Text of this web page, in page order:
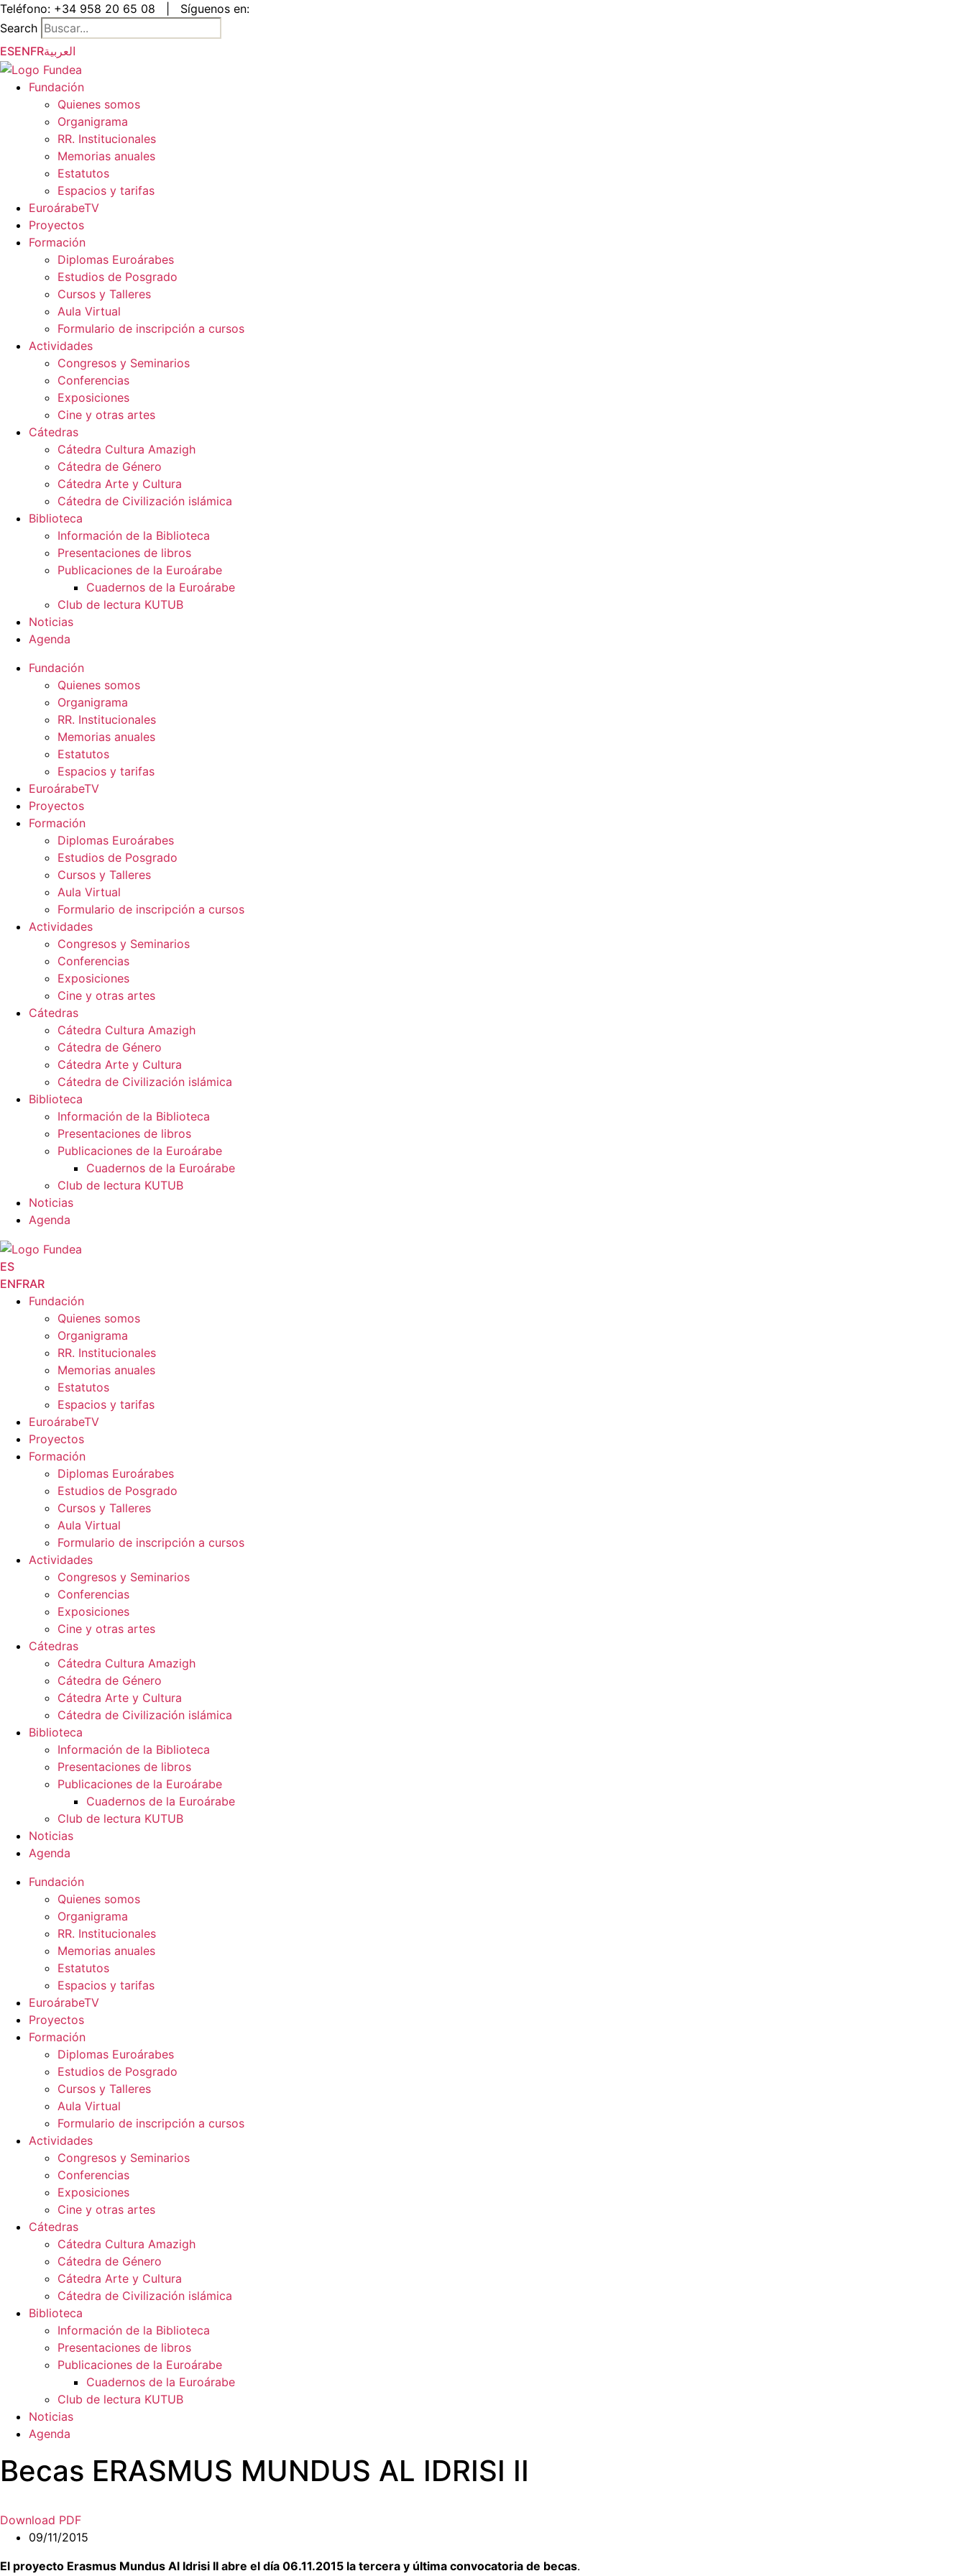
Saltar
al
contenido
Teléfono: +34 958 20 65 08
Síguenos en:
Search
ESENFRالعربية
Fundación
Quienes somos
Organigrama
RR. Institucionales
Memorias anuales
Estatutos
Espacios y tarifas
EuroárabeTV
Proyectos
Formación
Diplomas Euroárabes
Estudios de Posgrado
Cursos y Talleres
Aula Virtual
Formulario de inscripción a cursos
Actividades
Congresos y Seminarios
Conferencias
Exposiciones
Cine y otras artes
Cátedras
Cátedra Cultura Amazigh
Cátedra de Género
Cátedra Arte y Cultura
Cátedra de Civilización islámica
Biblioteca
Información de la Biblioteca
Presentaciones de libros
Publicaciones de la Euroárabe
Cuadernos de la Euroárabe
Club de lectura KUTUB
Noticias
Agenda
Fundación
Quienes somos
Organigrama
RR. Institucionales
Memorias anuales
Estatutos
Espacios y tarifas
EuroárabeTV
Proyectos
Formación
Diplomas Euroárabes
Estudios de Posgrado
Cursos y Talleres
Aula Virtual
Formulario de inscripción a cursos
Actividades
Congresos y Seminarios
Conferencias
Exposiciones
Cine y otras artes
Cátedras
Cátedra Cultura Amazigh
Cátedra de Género
Cátedra Arte y Cultura
Cátedra de Civilización islámica
Biblioteca
Información de la Biblioteca
Presentaciones de libros
Publicaciones de la Euroárabe
Cuadernos de la Euroárabe
Club de lectura KUTUB
Noticias
Agenda
ES
ENFRAR
Fundación
Quienes somos
Organigrama
RR. Institucionales
Memorias anuales
Estatutos
Espacios y tarifas
EuroárabeTV
Proyectos
Formación
Diplomas Euroárabes
Estudios de Posgrado
Cursos y Talleres
Aula Virtual
Formulario de inscripción a cursos
Actividades
Congresos y Seminarios
Conferencias
Exposiciones
Cine y otras artes
Cátedras
Cátedra Cultura Amazigh
Cátedra de Género
Cátedra Arte y Cultura
Cátedra de Civilización islámica
Biblioteca
Información de la Biblioteca
Presentaciones de libros
Publicaciones de la Euroárabe
Cuadernos de la Euroárabe
Club de lectura KUTUB
Noticias
Agenda
Fundación
Quienes somos
Organigrama
RR. Institucionales
Memorias anuales
Estatutos
Espacios y tarifas
EuroárabeTV
Proyectos
Formación
Diplomas Euroárabes
Estudios de Posgrado
Cursos y Talleres
Aula Virtual
Formulario de inscripción a cursos
Actividades
Congresos y Seminarios
Conferencias
Exposiciones
Cine y otras artes
Cátedras
Cátedra Cultura Amazigh
Cátedra de Género
Cátedra Arte y Cultura
Cátedra de Civilización islámica
Biblioteca
Información de la Biblioteca
Presentaciones de libros
Publicaciones de la Euroárabe
Cuadernos de la Euroárabe
Club de lectura KUTUB
Noticias
Agenda
Becas ERASMUS MUNDUS AL IDRISI II
Download PDF
09/11/2015
El proyecto Erasmus Mundus Al Idrisi II abre el día 06.11.2015 la tercera y última convocatoria de becas.